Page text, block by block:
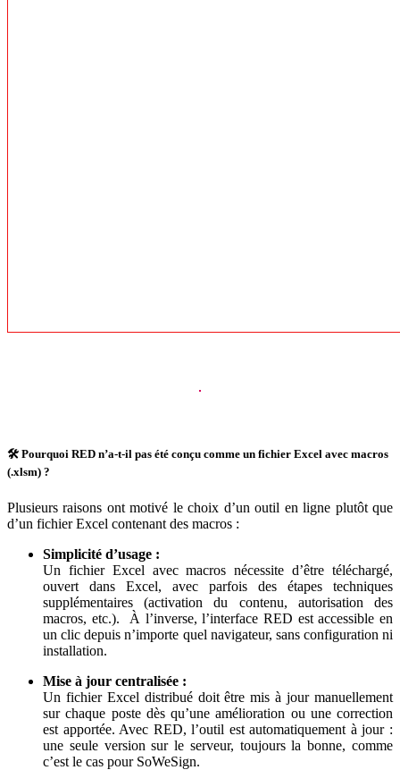
🛠️ Pourquoi RED n’a-t-il pas été conçu comme un fichier Excel avec macros
(.xlsm) ?
Plusieurs raisons ont motivé le choix d’un outil en ligne plutôt que
d’un fichier Excel contenant des macros :
Simplicité d’usage :
Un fichier Excel avec macros nécessite d’être téléchargé,
ouvert dans Excel, avec parfois des étapes techniques
supplémentaires (activation du contenu, autorisation des
macros, etc.). À l’inverse, l’interface RED est accessible en
un clic depuis n’importe quel navigateur, sans configuration ni
installation.
Mise à jour centralisée :
Un fichier Excel distribué doit être mis à jour manuellement
sur chaque poste dès qu’une amélioration ou une correction
est apportée. Avec RED, l’outil est automatiquement à jour :
une seule version sur le serveur, toujours la bonne, comme
c’est le cas pour SoWeSign.